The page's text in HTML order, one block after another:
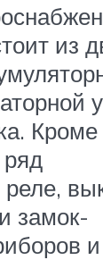
из
Кроме
замок-
и